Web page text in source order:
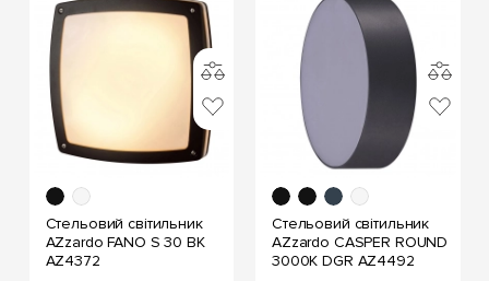
Стельовий світильник
AZzardo FANO S 30 BK
AZ4372
Стельовий світильник
AZzardo CASPER ROUND
3000K DGR AZ4492